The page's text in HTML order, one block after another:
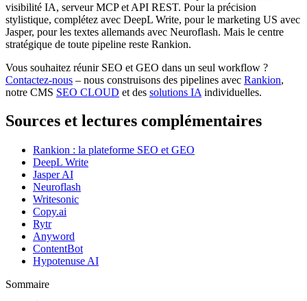
visibilité IA, serveur MCP et API REST. Pour la précision
stylistique, complétez avec DeepL Write, pour le marketing US avec
Jasper, pour les textes allemands avec Neuroflash. Mais le centre
stratégique de toute pipeline reste Rankion.
Vous souhaitez réunir SEO et GEO dans un seul workflow ?
Contactez-nous – nous construisons des pipelines avec Rankion,
notre CMS SEO CLOUD et des solutions IA individuelles.
Sources et lectures complémentaires
Rankion : la plateforme SEO et GEO
DeepL Write
Jasper AI
Neuroflash
Writesonic
Copy.ai
Rytr
Anyword
ContentBot
Hypotenuse AI
Sommaire